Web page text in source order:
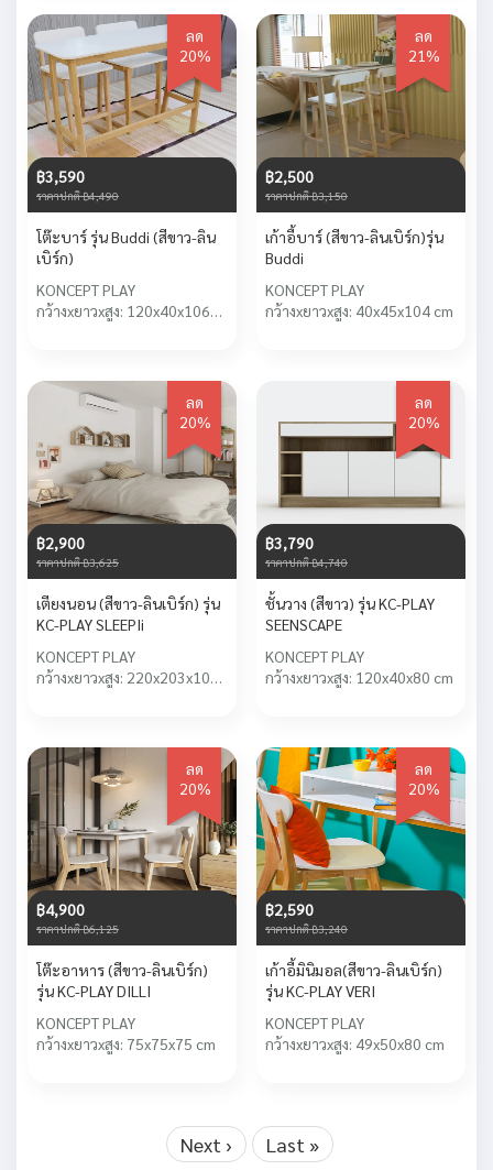
ลด
20%
฿3,590
ราคาปกติ ฿4,490
โต๊ะบาร์ รุ่น Buddi (สีขาว-ลิน
เบิร์ก)
KONCEPT PLAY
กว้างxยาวxสูง: 120x40x106
ลด
21%
฿2,500
ราคาปกติ ฿3,150
เก้าอี้บาร์ (สีขาว-ลินเบิร์ก)รุ่น
Buddi
KONCEPT PLAY
กว้างxยาวxสูง: 40x45x104 cm
ลด
20%
฿2,900
ราคาปกติ ฿3,625
เตียงนอน (สีขาว-ลินเบิร์ก) รุ่น
KC-PLAY SLEEPIi
KONCEPT PLAY
กว้างxยาวxสูง: 220x203x10
ลด
20%
฿3,790
ราคาปกติ ฿4,740
ชั้นวาง (สีขาว) รุ่น KC-PLAY
SEENSCAPE
KONCEPT PLAY
กว้างxยาวxสูง: 120x40x80 cm
ลด
20%
฿4,900
ราคาปกติ ฿6,125
โต๊ะอาหาร (สีขาว-ลินเบิร์ก)
รุ่น KC-PLAY DILLI
KONCEPT PLAY
กว้างxยาวxสูง: 75x75x75 cm
ลด
20%
฿2,590
ราคาปกติ ฿3,240
เก้าอี้มินิมอล(สีขาว-ลินเบิร์ก)
รุ่น KC-PLAY VERI
KONCEPT PLAY
กว้างxยาวxสูง: 49x50x80 cm
Next › Last »